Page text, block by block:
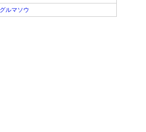
ルマソウ